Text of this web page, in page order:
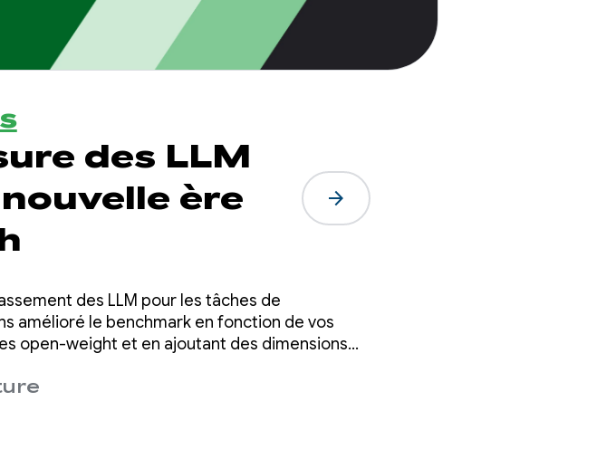
des LLM
ère
arrow_forward
des LLM pour les tâches de
amélioré le benchmark en fonction de vos
open-weight et en ajoutant des dimensions